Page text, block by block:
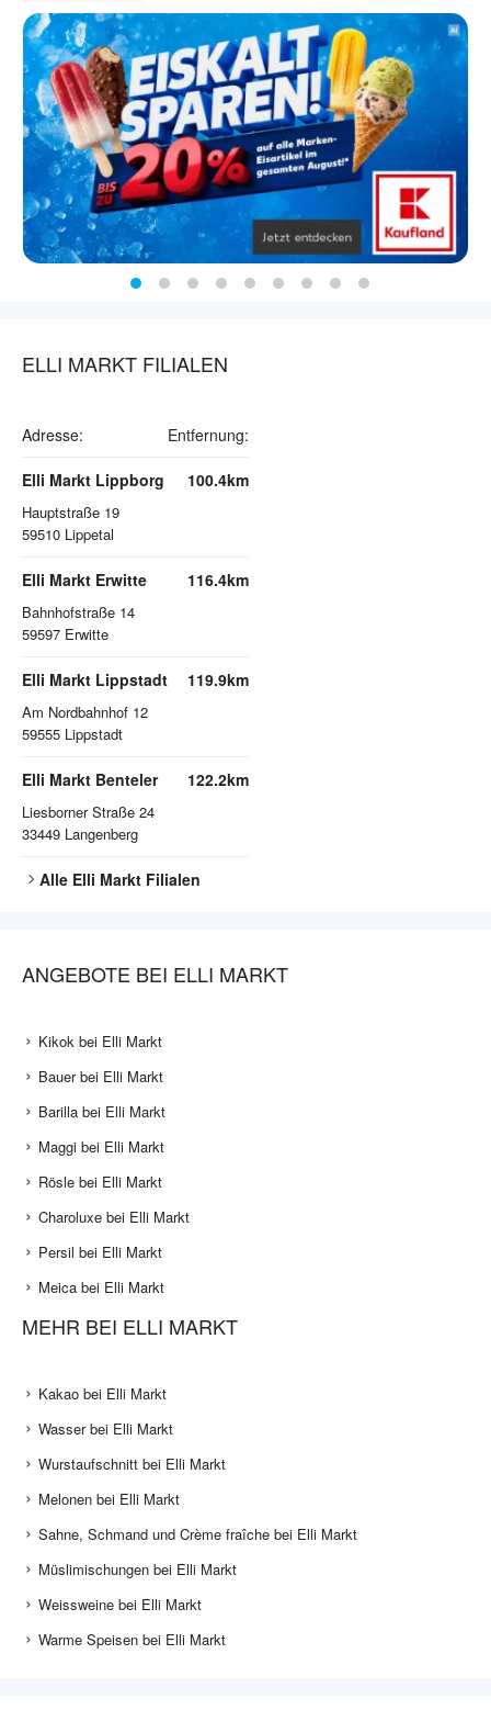
ELLI MARKT FILIALEN
Adresse: Entfernung:
Elli Markt Lippborg
Hauptstraße 19
59510 Lippetal
100.4km
Elli Markt Erwitte
Bahnhofstraße 14
59597 Erwitte
116.4km
Elli Markt Lippstadt
Am Nordbahnhof 12
59555 Lippstadt
119.9km
Elli Markt Benteler
Liesborner Straße 24
33449 Langenberg
122.2km
Alle Elli Markt Filialen
ANGEBOTE BEI ELLI MARKT
Kikok bei Elli Markt
Bauer bei Elli Markt
Barilla bei Elli Markt
Maggi bei Elli Markt
Rösle bei Elli Markt
Charoluxe bei Elli Markt
Persil bei Elli Markt
Meica bei Elli Markt
MEHR BEI ELLI MARKT
Kakao bei Elli Markt
Wasser bei Elli Markt
Wurstaufschnitt bei Elli Markt
Melonen bei Elli Markt
Sahne, Schmand und Crème fraîche bei Elli Markt
Müslimischungen bei Elli Markt
Weissweine bei Elli Markt
Warme Speisen bei Elli Markt